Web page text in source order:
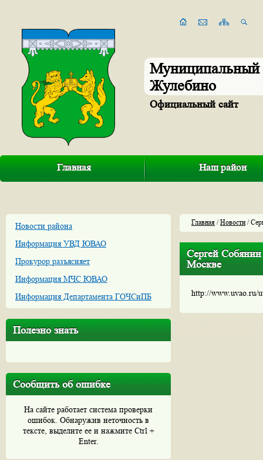
Муниципальный
Жулебино
Официальный сайт
Главная Наш район
Новости района
Информация УВД ЮВАО
Прокурор разъясняет
Информация МЧС ЮВАО
Информация Департамента ГОЧСиПБ
Полезно знать
Сообщить об ошибке
На сайте работает система проверки
ошибок. Обнаружив неточность в
тексте, выделите ее и нажмите Ctrl +
Enter.
Главная /Новости/
Сергей
Москве
http://www.uvao.ru/